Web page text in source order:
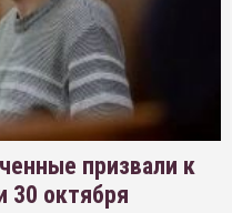
призвали к
30 октября